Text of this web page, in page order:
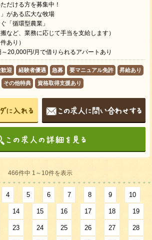
だける方を募集中！
がある広大な牧場
「循環型農業」
など、業務に応じて手当を支給します）
あり）
20,000円/月で借りられるアパートあり
迎 経験者優遇 急募 要マニュアル免許 昇給あり
その他特典 資格取得支援あり
466件中 1～10件を表示
4 5 6 7 8 9 10
14 15 16 17 18 19
23 24 25 26 27 28